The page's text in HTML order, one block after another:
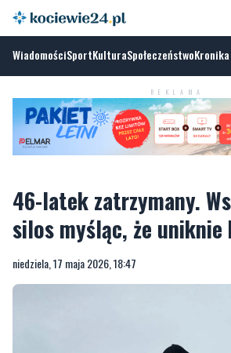
WiadomościSportKulturaSpołeczeństwo
REKLAMA
46-latek zatrzymany.
silos myśląc, że uniknie
niedziela, 17 maja 2026, 18:47